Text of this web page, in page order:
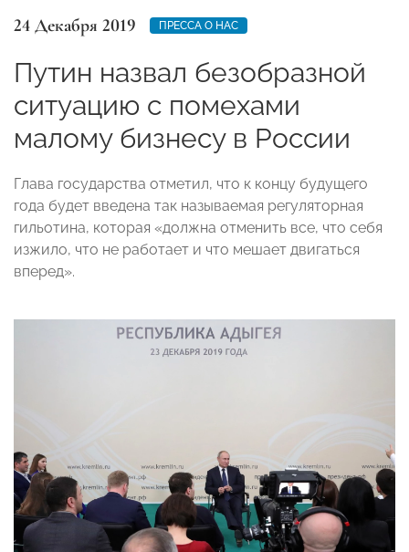
24 Декабря 2019 ПРЕССА О НАС
Путин назвал безобразной
ситуацию с помехами
малому бизнесу в России
Глава государства отметил, что к концу будущего
года будет введена так называемая регуляторная
гильотина, которая «должна отменить все, что себя
изжило, что не работает и что мешает двигаться
вперед».